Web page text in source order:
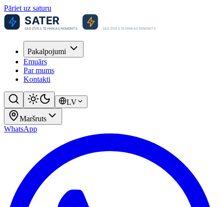
Pāriet uz saturu
Pakalpojumi
Emuārs
Par mums
Kontakti
LV
Maršruts
WhatsApp